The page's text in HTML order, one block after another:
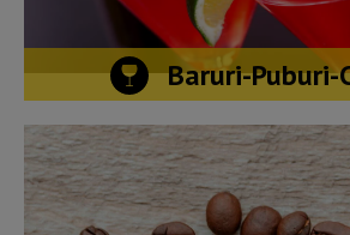
Baruri-Puburi-